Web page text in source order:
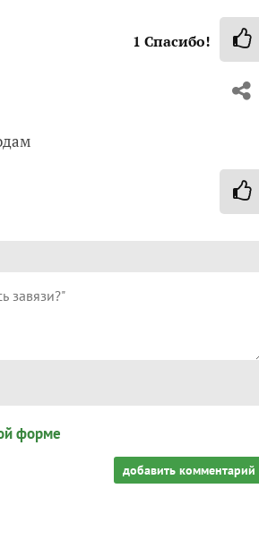
1 Спасибо!
форме
добавить комментарий